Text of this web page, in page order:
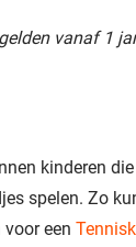
vanaf 1
kinderen
spelen. Zo
een